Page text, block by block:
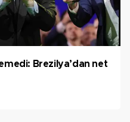
Brezilya’dan net